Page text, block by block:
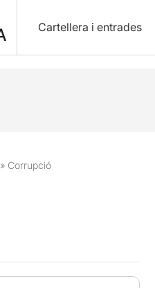
Cartellera i entrades
» Corrupció